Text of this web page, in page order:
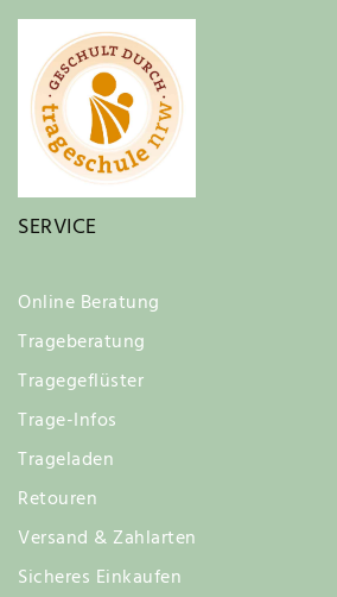
SERVICE
Online Beratung
Trageberatung
Tragegeflüster
Trage-Infos
Trageladen
Retouren
Versand & Zahlarten
Sicheres Einkaufen